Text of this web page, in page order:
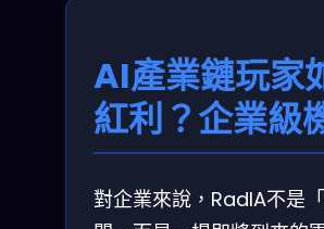
AI產業鏈玩家
紅利？企業級
對企業來說，RadIA不是